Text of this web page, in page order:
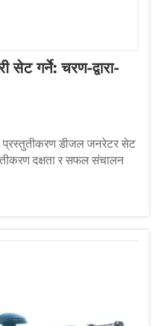
गर्ने: चरण-द्वारा-
प्रस्तुतीकरण डीजल जनरेटर सेट
दक्षता र सफल संचालन
छ। यो फेज विस्तृत मूल्यांकन र